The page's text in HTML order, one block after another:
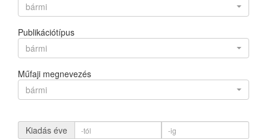
bármi
Publikációtípus
bármi
Műfaji megnevezés
bármi
Kiadás éve